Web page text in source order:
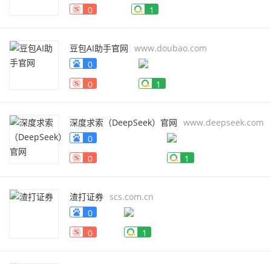
0 1
豆包AI助手官网 www.doubao.com
0
0
1
深度求索（DeepSeek）官网 www.deepseek.com
0
0
1
渣打证券 scs.com.cn
0
0
1